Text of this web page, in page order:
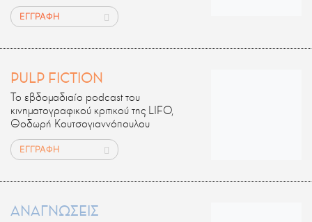
ΕΓΓΡΑΦΗ
PULP FICTION
Το εβδομαδιαίο podcast του
κινηματογραφικού κριτικού της LIFO,
Θοδωρή Κουτσογιαννόπουλου
ΕΓΓΡΑΦΗ
ΑΝΑΓΝΩΣΕΙΣ